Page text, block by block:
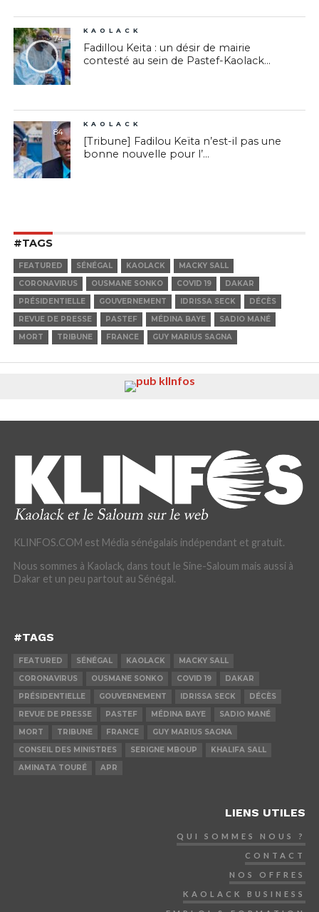
74
KAOLACK
Fadillou Keita : un désir de mairie
contesté au sein de Pastef-Kaolack...
84
KAOLACK
[Tribune] Fadilou Keïta n’est-il pas une
bonne nouvelle pour l’...
#TAGS
FEATURED SÉNÉGAL KAOLACK
MACKY SALL
CORONAVIRUS
OUSMANE SONKO COVID 19
DAKAR
PRÉSIDENTIELLE
GOUVERNEMENT IDRISSA SECK
DÉCÈS
REVUE DE PRESSE
PASTEF MÉDINA BAYE
SADIO MANÉ
MORT
TRIBUNE FRANCE GUY MARIUS SAGNA
KLINFOS.COM est Média sénégalais indépendant et gratuit.
Nous sommes à Kaolack, dans tout le Sine-Saloum mais aussi à
Dakar et un peu partout au Sénégal.
#TAGS
FEATURED SÉNÉGAL KAOLACK
MACKY SALL
CORONAVIRUS
OUSMANE SONKO COVID 19
DAKAR
PRÉSIDENTIELLE
GOUVERNEMENT IDRISSA SECK
DÉCÈS
REVUE DE PRESSE
PASTEF MÉDINA BAYE
SADIO MANÉ
MORT
TRIBUNE FRANCE
GUY MARIUS SAGNA
CONSEIL DES MINISTRES
SERIGNE MBOUP
KHALIFA SALL
AMINATA TOURÉ
APR
LIENS UTILES
QUI SOMMES NOUS ?
CONTACT
NOS OFFRES
KAOLACK BUSINESS